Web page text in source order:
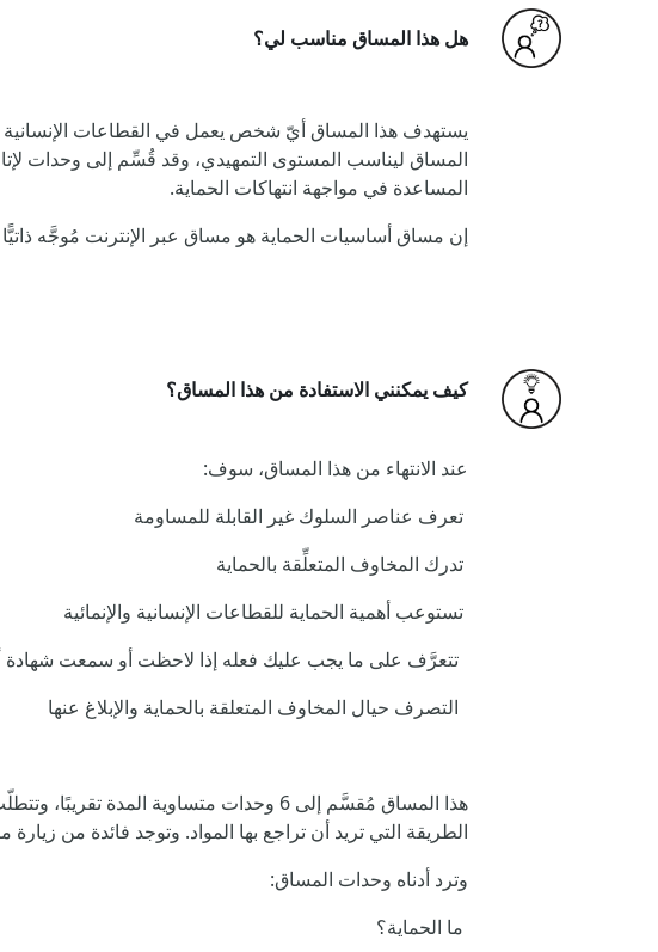
هل هذا المساق مناسب لي؟
يستهدف هذا المساق أيّ شخص يعمل في القطاعات الإنسانية
المساق ليناسب المستوى التمهيدي، وقد قُسِّم إلى وحدات
المساعدة في مواجهة انتهاكات الحماية.
إن مساق أساسيات الحماية هو مساق عبر الإنترنت مُوجَّه
كيف يمكنني الاستفادة من هذا المساق؟
عند الانتهاء من هذا المساق، سوف:
تعرف عناصر السلوك غير القابلة للمساومة
تدرك المخاوف المتعلِّقة بالحماية
تستوعب أهمية الحماية للقطاعات الإنسانية والإنمائية
تتعرَّف على ما يجب عليك فعله إذا لاحظت أو سمعت
التصرف حيال المخاوف المتعلقة بالحماية والإبلاغ عنها
الطريقة التي تريد أن تراجع بها المواد. وتوجد فائدة من
وترد أدناه وحدات المساق:
ما الحماية؟